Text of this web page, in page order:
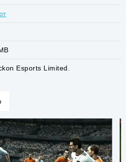
Esports Limited.